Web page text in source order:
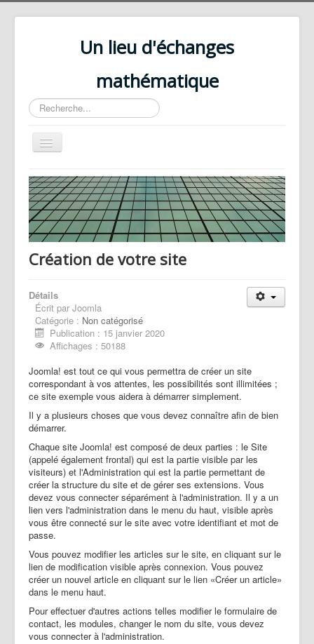
Un lieu d'échanges
mathématique
Rechercher
Basculer
la
Accueil
billard
Création de votre site
Détails
Écrit par Joomla
Catégorie : Non catégorisé
Publication : 15 janvier 2020
Affichages : 50188
Joomla! est tout ce qui vous permettra de créer un site
correspondant à vos attentes, les possibilités sont illimitées ;
ce site exemple vous aidera à démarrer simplement.
Il y a plusieurs choses que vous devez connaître afin de bien
démarrer.
Chaque site Joomla! est composé de deux parties : le Site
(appelé également frontal) qui est la partie visible par les
visiteurs) et l'Administration qui est la partie permettant de
créer la structure du site et de gérer ses extensions. Vous
devez vous connecter séparément à l'administration. Il y a un
lien vers l'administration dans le menu du haut, visible après
vous être connecté sur le site avec votre identifiant et mot de
passe.
Vous pouvez modifier les articles sur le site, en cliquant sur le
lien de modification visible après connexion. Vous pouvez
créer un nouvel article en cliquant sur le lien «Créer un article»
dans le menu haut.
Pour effectuer d'autres actions telles modifier le formulaire de
contact, les modules, changer le nom du site, vous devez
vous connecter à l'administration.